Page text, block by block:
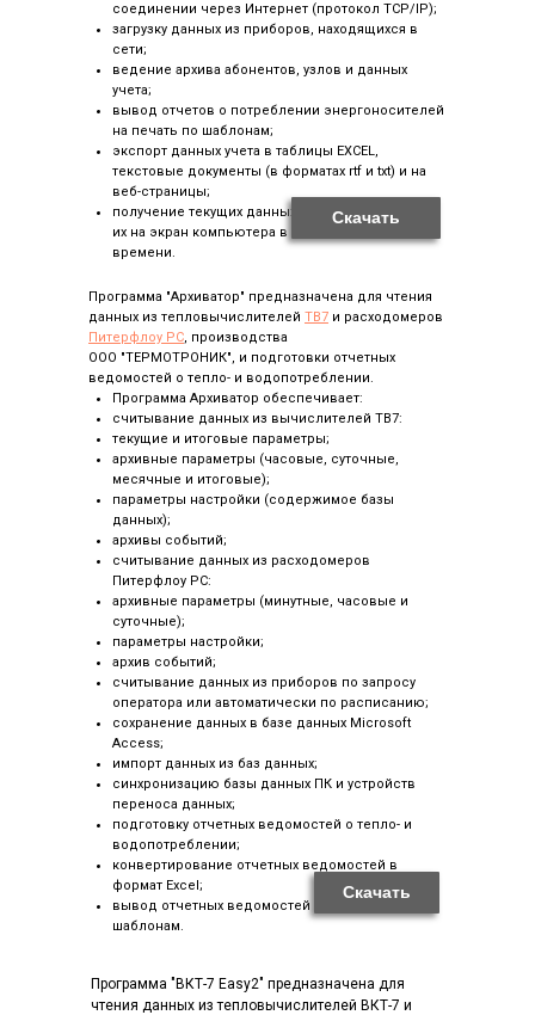
Программа "Архиватор" предназначена для чтения
данных из тепловычислителей ТВ7 и расходомеров
Питерфлоу РС, производства
ООО "ТЕРМОТРОНИК", и подготовки отчетных
ведомостей о тепло- и водопотреблении.
Программа Архиватор обеспечивает:
считывание данных из вычислителей ТВ7:
текущие и итоговые параметры;
архивные параметры (часовые, суточные,
месячные и итоговые);
параметры настройки (содержимое базы
данных);
архивы событий;
считывание данных из расходомеров
Питерфлоу РС:
архивные параметры (минутные, часовые и
суточные);
параметры настройки;
архив событий;
считывание данных из приборов по запросу
оператора или автоматически по расписанию;
сохранение данных в базе данных Microsoft
Access;
импорт данных из баз данных;
синхронизацию базы данных ПК и устройств
переноса данных;
подготовку отчетных ведомостей о тепло- и
водопотреблении;
конвертирование отчетных ведомостей в
формат Excel;
вывод отчетных ведомостей на печать по
шаблонам.
Скачать
соединении через Интернет (протокол TCP/IP);
загрузку данных из приборов, находящихся в
сети;
ведение архива абонентов, узлов и данных
учета;
вывод отчетов о потреблении энергоносителей
на печать по шаблонам;
экспорт данных учета в таблицы EXCEL,
текстовые документы (в форматах rtf и txt) и на
веб-страницы;
получение текущих данных с приборов и вывод
их на экран компьютера в режиме реального
времени.
Программа "ВКТ-7 Easy2" предназначена для
чтения данных из тепловычислителей ВКТ-7 и
Скачать